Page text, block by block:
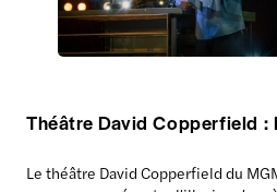
Théâtre David Copperfield :
Le théâtre David Copperfield du